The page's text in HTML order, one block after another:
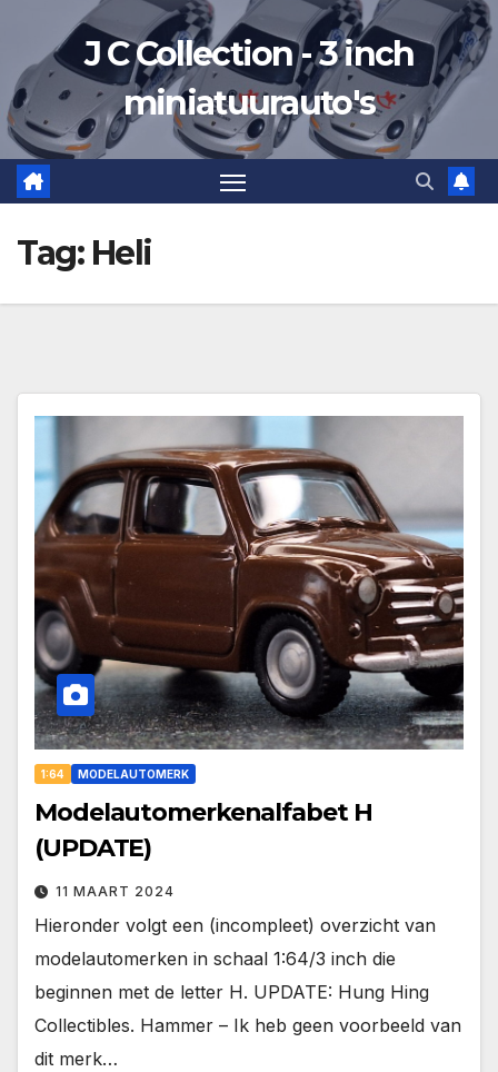
de
inhoud
J C Collection - 3 inch
miniatuurauto's
Tag: Heli
1:64 MODELAUTOMERK
Modelautomerkenalfabet H
(UPDATE)
11 MAART 2024
Hieronder volgt een (incompleet) overzicht van
modelautomerken in schaal 1:64/3 inch die
beginnen met de letter H. UPDATE: Hung Hing
Collectibles. Hammer – Ik heb geen voorbeeld van
dit merk…